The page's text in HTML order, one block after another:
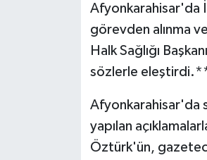
Afyonkarahisar'da İl
görevden alınma
Halk Sağlığı
sözlerle
Afyonkarahisar'da
yapılan
Öztürk'ün, gazeteci